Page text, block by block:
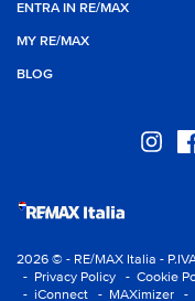
ENTRA IN RE/MAX
MY RE/MAX
BLOG
2026 © - RE/MAX Italia -
- Privacy Policy
- Cookie
- iConnect
- MAXimizer -